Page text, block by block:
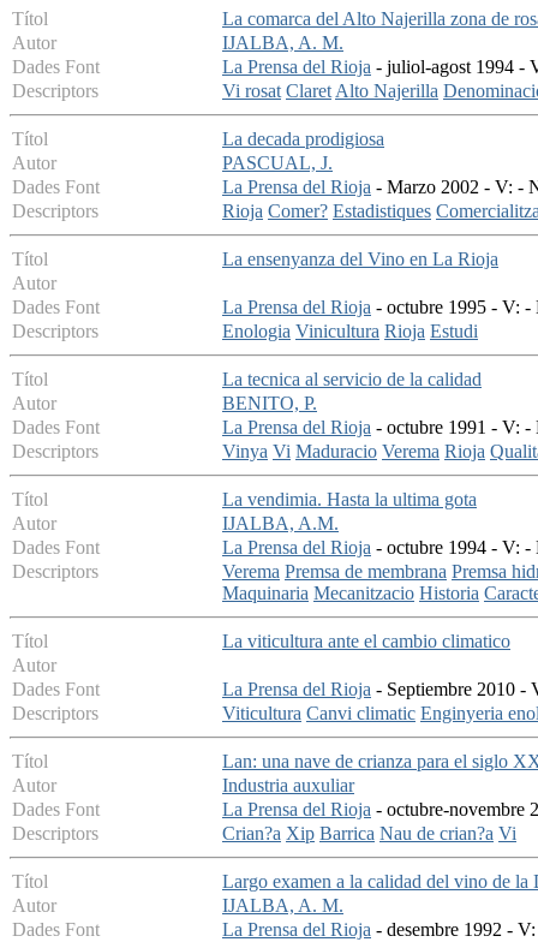
Títol
La comarca del Alto Najerilla zona de
Autor
IJALBA, A. M.
Dades Font
La Prensa del Rioja - juliol-agost 1994 -
Descriptors
Vi rosat ClaretAlto Najerilla
Títol
La decada prodigiosa
Autor
PASCUAL, J.
Dades Font
La Prensa del Rioja - Marzo 2002 - V: -
Descriptors
Rioja Comer? Estadistiques
Títol
La ensenyanza del Vino en La Rioja
Autor
Dades Font
La Prensa del Rioja - octubre 1995 - V: -
Descriptors
Enologia Vinicultura Rioja Estudi
Títol
La tecnica al servicio de la calidad
Autor
BENITO, P.
Dades Font
La Prensa del Rioja - octubre 1991 - V: -
Descriptors
Vinya Vi Maduracio Verema Rioja
Títol
La vendimia. Hasta la ultima gota
Autor
IJALBA, A.M.
Dades Font
La Prensa del Rioja - octubre 1994 - V: -
Descriptors
Verema Premsa de membrana Premsa
Maquinaria Mecanitzacio Historia
Títol
La viticultura ante el cambio climatico
Autor
Dades Font
La Prensa del Rioja - Septiembre 2010 -
Descriptors
Viticultura Canvi climatic Enginyeria
Títol
Lan: una nave de crianza para el siglo
Autor
Industria auxuliar
Dades Font
La Prensa del Rioja - octubre-novembre
Descriptors
Crian?a Xip Barrica Nau de crian?a Vi
Títol
Largo examen a la calidad del vino de
Autor
IJALBA, A. M.
Dades Font
La Prensa del Rioja - desembre 1992 -